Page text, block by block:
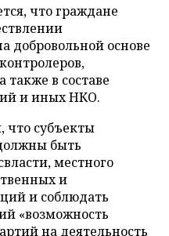
что граждане
добровольной основе
также в составе
и иных НКО.
что субъекты
быть
местного
и
и соблюдать
«возможность
на деятельность